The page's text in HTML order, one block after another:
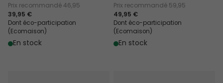
Prix recommandé46,95
39,95 €
Dont éco-participation
(Ecomaison)
En stock
Prix recommandé 59,95
49,95 €
Dont éco-participation
(Ecomaison)
En stock